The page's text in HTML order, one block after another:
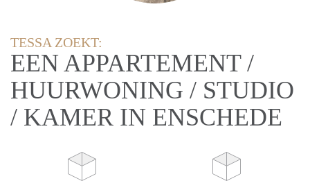
TESSA ZOEKT:
EEN APPARTEMENT /
HUURWONING / STUDIO
/ KAMER IN ENSCHEDE